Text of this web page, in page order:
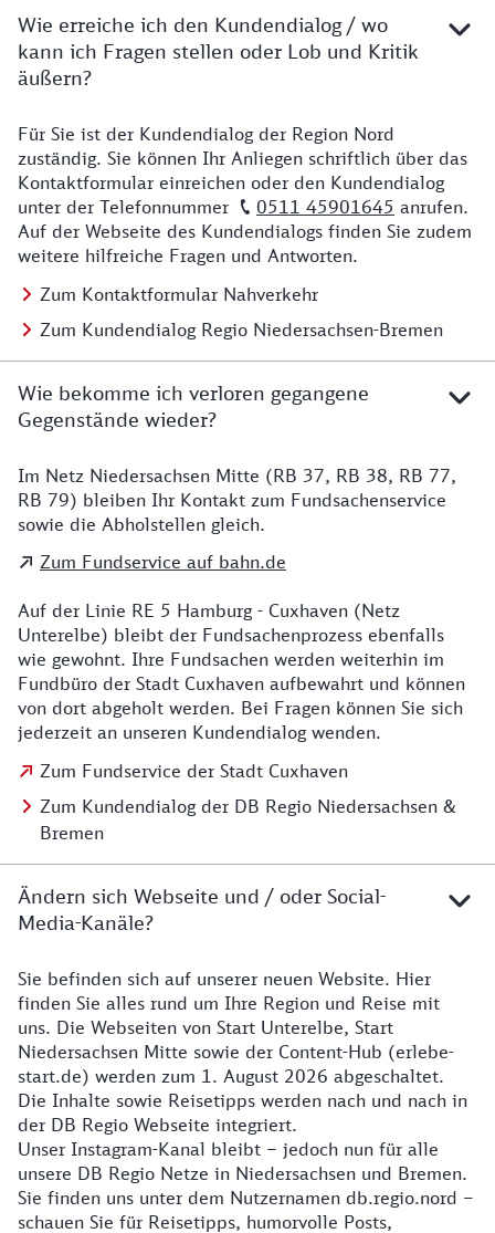
Wie erreiche ich den Kundendialog / wo
kann ich Fragen stellen oder Lob und Kritik
äußern?
Details zu Kontakt
Für Sie ist der Kundendialog der Region Nord
zuständig. Sie können Ihr Anliegen schriftlich über das
Kontaktformular einreichen oder den Kundendialog
unter der Telefonnummer
0511 45901645 anrufen.
Auf der Webseite des Kundendialogs finden Sie zudem
weitere hilfreiche Fragen und Antworten.
Zum Kontaktformular Nahverkehr
Zum Kundendialog Regio Niedersachsen-Bremen
Wie bekomme ich verloren gegangene
Gegenstände wieder?
Details zu Kontakt
Im Netz Niedersachsen Mitte (RB 37, RB 38, RB 77,
RB 79) bleiben Ihr Kontakt zum Fundsachenservice
sowie die Abholstellen gleich.
Zum Fundservice auf bahn.de
Auf der Linie RE 5 Hamburg - Cuxhaven (Netz
Unterelbe) bleibt der Fundsachenprozess ebenfalls
wie gewohnt. Ihre Fundsachen werden weiterhin im
Fundbüro der Stadt Cuxhaven aufbewahrt und können
von dort abgeholt werden. Bei Fragen können Sie sich
jederzeit an unseren Kundendialog wenden.
Zum Fundservice der Stadt Cuxhaven
Zum Kundendialog der DB Regio Niedersachsen &
Bremen
Ändern sich Webseite und / oder Social-
Media-Kanäle?
Details zur Website
Sie befinden sich auf unserer neuen Website. Hier
finden Sie alles rund um Ihre Region und Reise mit
uns. Die Webseiten von Start Unterelbe, Start
Niedersachsen Mitte sowie der Content-Hub (erlebe-
start.de) werden zum 1. August 2026 abgeschaltet.
Die Inhalte sowie Reisetipps werden nach und nach in
der DB Regio Webseite integriert.
Unser Instagram-Kanal bleibt – jedoch nun für alle
unsere DB Regio Netze in Niedersachsen und Bremen.
Sie finden uns unter dem Nutzernamen db.regio.nord –
schauen Sie für Reisetipps, humorvolle Posts,